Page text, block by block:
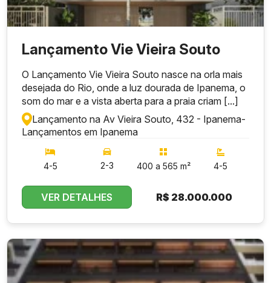
Lançamento Vie Vieira Souto
O Lançamento Vie Vieira Souto nasce na orla mais
desejada do Rio, onde a luz dourada de Ipanema, o
som do mar e a vista aberta para a praia criam [...]
Lançamento na Av Vieira Souto, 432 - Ipanema-
Lançamentos em Ipanema
4-5 2-3 400 a 565 m² 4-5
VER DETALHES R$ 28.000.000